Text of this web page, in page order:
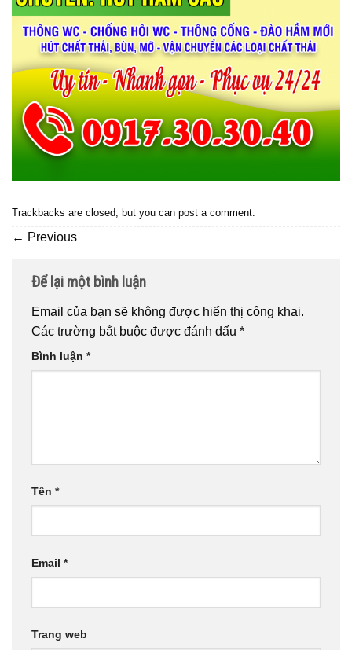
Trackbacks are closed, but you can post a comment
← Previous
Để lại một bình luận
Email của bạn sẽ không được hiển thị công khai.
Các trường bắt buộc được đánh dấu *
Bình luận *
Tên *
Email *
Trang web